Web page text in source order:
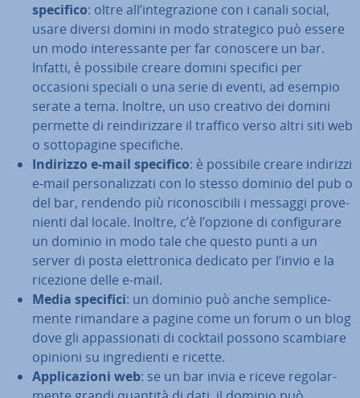
specifico: oltre all’in­te­gra­zio­ne con i canali social,
usare diversi domini in modo stra­te­gi­co può essere
un modo in­te­res­san­te per far conoscere un bar.
Infatti, è possibile creare domini specifici per
occasioni speciali o una serie di eventi, ad esempio
serate a tema. Inoltre, un uso creativo dei domini
permette di rein­di­riz­za­re il traffico verso altri siti web
o sot­to­pa­gi­ne spe­ci­fi­che.
Indirizzo e-mail specifico: è possibile creare indirizzi
e-mail per­so­na­liz­za­ti con lo stesso dominio del pub o
del bar, rendendo più ri­co­no­sci­bi­li i messaggi pro­ve­
nien­ti dal locale. Inoltre, c’è l’opzione di con­fi­gu­ra­re
un dominio in modo tale che questo punti a un
server di posta elet­tro­ni­ca dedicato per l’invio e la
ricezione delle e-mail.
Media specifici: un dominio può anche sem­pli­ce­
men­te rimandare a pagine come un forum o un blog
dove gli ap­pas­sio­na­ti di cocktail possono scambiare
opinioni su in­gre­dien­ti e ricette.
Ap­pli­ca­zio­ni web: se un bar invia e riceve re­go­lar­